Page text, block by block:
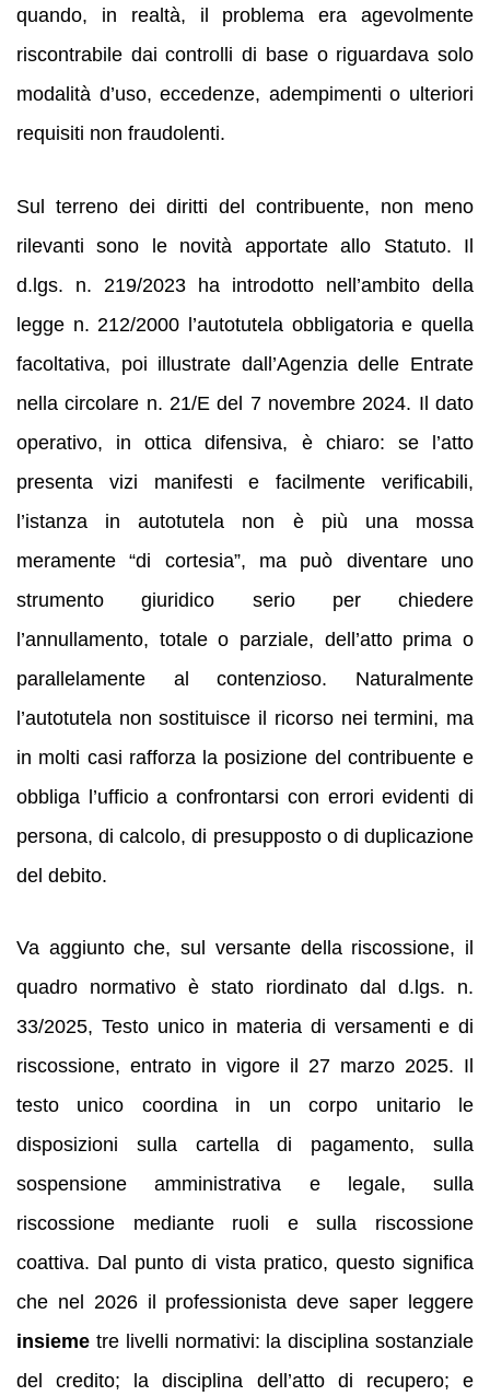
quando, in realtà, il problema era agevolmente
riscontrabile dai controlli di base o riguardava solo
modalità d’uso, eccedenze, adempimenti o ulteriori
requisiti non fraudolenti.
Sul terreno dei diritti del contribuente, non meno
rilevanti sono le novità apportate allo Statuto. Il
d.lgs. n. 219/2023 ha introdotto nell’ambito della
legge n. 212/2000 l’autotutela obbligatoria e quella
facoltativa, poi illustrate dall’Agenzia delle Entrate
nella circolare n. 21/E del 7 novembre 2024. Il dato
operativo, in ottica difensiva, è chiaro: se l’atto
presenta vizi manifesti e facilmente verificabili,
l’istanza in autotutela non è più una mossa
meramente “di cortesia”, ma può diventare uno
strumento giuridico serio per chiedere
l’annullamento, totale o parziale, dell’atto prima o
parallelamente al contenzioso. Naturalmente
l’autotutela non sostituisce il ricorso nei termini, ma
in molti casi rafforza la posizione del contribuente e
obbliga l’ufficio a confrontarsi con errori evidenti di
persona, di calcolo, di presupposto o di duplicazione
del debito.
Va aggiunto che, sul versante della riscossione, il
quadro normativo è stato riordinato dal d.lgs. n.
33/2025, Testo unico in materia di versamenti e di
riscossione, entrato in vigore il 27 marzo 2025. Il
testo unico coordina in un corpo unitario le
disposizioni sulla cartella di pagamento, sulla
sospensione amministrativa e legale, sulla
riscossione mediante ruoli e sulla riscossione
coattiva. Dal punto di vista pratico, questo significa
che nel 2026 il professionista deve saper leggere
insieme tre livelli normativi: la disciplina sostanziale
del credito; la disciplina dell’atto di recupero; e